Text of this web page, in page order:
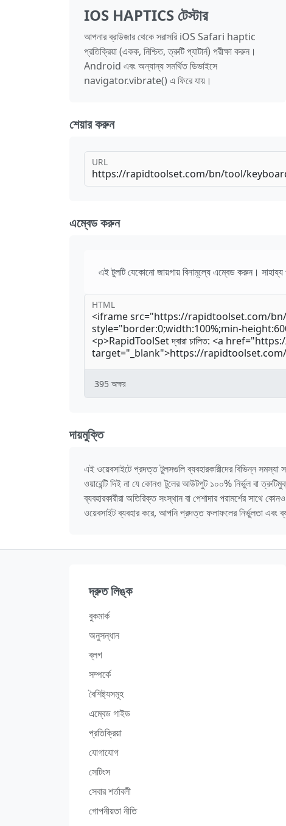
IOS HAPTICS টেস্টার
আপনার ব্রাউজার থেকে সরাসরি iOS Safari haptic
প্রতিক্রিয়া (একক, নিশ্চিত, ত্রুটি প্যাটার্ন) পরীক্ষা করুন।
Android এবং অন্যান্য সমর্থিত ডিভাইসে
navigator.vibrate() এ ফিরে যায়।
শেয়ার করুন
URL
এম্বেড করুন
এই টুলটি যেকোনো জায়গায় বিনামূল্যে এম্বেড করুন।
HTML
395 অক্ষর
দায়মুক্তি
এই ওয়েবসাইটে প্রদত্ত টুলসগুলি ব্যবহারকারীদের বিভিন্ন সমস্যা
ওয়ারেন্টি দিই না যে কোনও টুলের আউটপুট ১০০% নির্ভুল বা
ব্যবহারকারীরা অতিরিক্ত সংস্থান বা পেশাদার পরামর্শের
ওয়েবসাইট ব্যবহার করে, আপনি প্রদত্ত ফলাফলের নির্ভুলতা এবং
দ্রুত লিঙ্ক
বুকমার্ক
অনুসন্ধান
ব্লগ
সম্পর্কে
বৈশিষ্ট্যসমূহ
এম্বেড গাইড
প্রতিক্রিয়া
যোগাযোগ
সেটিংস
সেবার শর্তাবলী
গোপনীয়তা নীতি